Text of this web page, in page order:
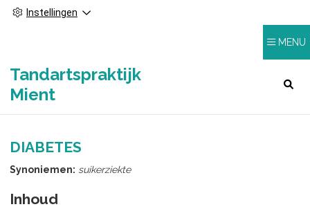
Instellingen
Tandartspraktijk
Mient
MENU
DIABETES
Synoniemen: suikerziekte
Inhoud